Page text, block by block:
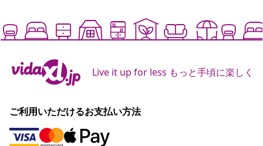
Live it up for less もっと手頃に楽しく
ご利用いただけるお支払い方法